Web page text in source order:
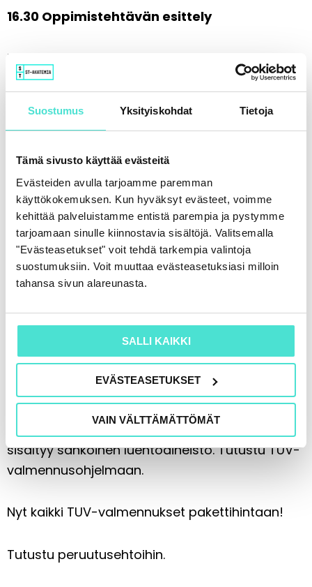
Suostumus Yksityiskohdat Tietoja
Tämä sivusto käyttää evästeitä
Evästeiden avulla tarjoamme paremman
käyttökokemuksen. Kun hyväksyt evästeet, voimme
kehittää palveluistamme entistä parempia ja pystymme
tarjoamaan sinulle kiinnostavia sisältöjä. Valitsemalla
"Evästeasetukset" voit tehdä tarkempia valintoja
suostumuksiin. Voit muuttaa evästeasetuksiasi milloin
tahansa sivun alareunasta.
SALLI KAIKKI
EVÄSTEASETUKSET
VAIN VÄLTTÄMÄTTÖMÄT
16.30 Oppimistehtävän esittely
Koulutus päättyy n. 16.30-17.00, jonka jälkeen
osallistujilla on vielä halutessaan mahdollisuus
tarkennuksiin kouluttajan kanssa.
Kouluttajana toimii talousraportoinnin
ammattilainen, HT Miki Lehtomäki, Lehtomäki
Audit Oy:stä.
Pidätämme oikeuden muutoksiin.
Kouluttajat
Koulutus on tarkoitettu vain
tilintarkastajatutkintoon osallistuville.
sisältyy sähköinen luentoaineisto.Tutustu TUV-
valmennusohjelmaan.
Nyt kaikki TUV-valmennukset pakettihintaan!
Tutustu peruutusehtoihin.